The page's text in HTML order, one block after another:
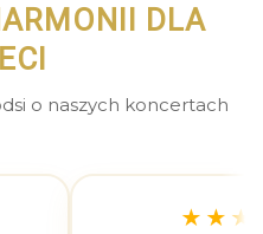
DLA
o naszych koncertach